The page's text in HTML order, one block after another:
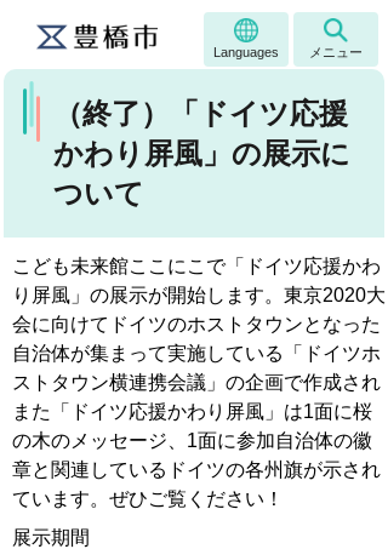
Languages メニュー
（終了）「ドイツ応援
かわり屏風」の展示に
ついて
こども未来館ここにこで「ドイツ応援かわ
り屏風」の展示が開始します。東京2020大
会に向けてドイツのホストタウンとなった
自治体が集まって実施している「ドイツホ
ストタウン横連携会議」の企画で作成され
また「ドイツ応援かわり屏風」は1面に桜
の木のメッセージ、1面に参加自治体の徽
章と関連しているドイツの各州旗が示され
ています。ぜひご覧ください！
展示期間